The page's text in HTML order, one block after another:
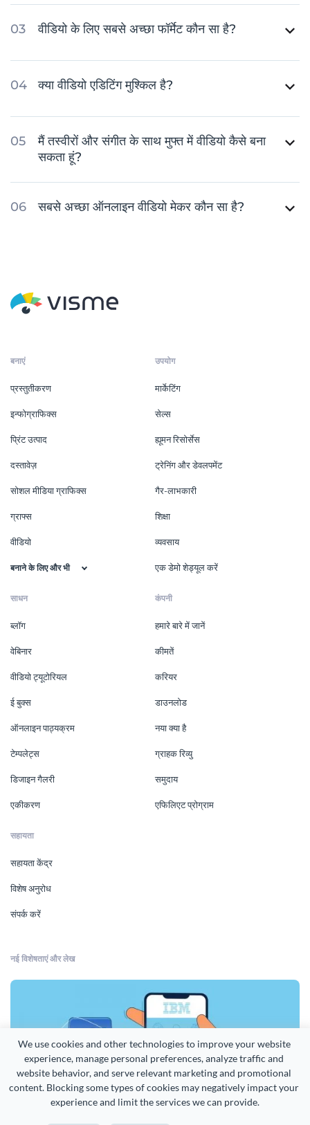
We use cookies and other technologies to improve your website
experience, manage personal preferences, analyze traffic and
website behavior, and serve relevant marketing and promotional
content. Blocking some types of cookies may negatively impact your
experience and limit the services we can provide.
वीडियो के लिए सबसे अच्छा फॉर्मेट कौन सा है?
क्या वीडियो एडिटिंग मुश्किल है?
मैं तस्वीरों और संगीत के साथ मुफ्त में वीडियो कैसे बना
सकता हूं?
सबसे अच्छा ऑनलाइन वीडियो मेकर कौन सा है?
बनाएं
प्रस्तुतीकरण
इन्फोग्राफिक्स
प्रिंट उत्पाद
दस्तावेज़
सोशल मीडिया ग्राफिक्स
ग्राफ्स
वीडियो
बनाने के लिए और भी
उपयोग
मार्केटिंग
सेल्स
ह्यूमन रिसोर्सेस
ट्रेनिंग और डेवलपमेंट
गैर-लाभकारी
शिक्षा
व्यवसाय
एक डेमो शेड्यूल करें
साधन
ब्लॉग
वेबिनार
वीडियो ट्यूटोरियल
ई बुक्स
ऑनलाइन पाठ्यक्रम
टेम्पलेट्स
डिजाइन गैलरी
एकीकरण
कंपनी
हमारे बारे में जानें
कीमतें
करियर
डाउनलोड
नया क्या है
ग्राहक रिव्यु
समुदाय
एफिलिएट प्रोग्राम
सहायता
सहायता केंद्र
विशेष अनुरोध
संपर्क करें
नई विशेषताएं और लेख